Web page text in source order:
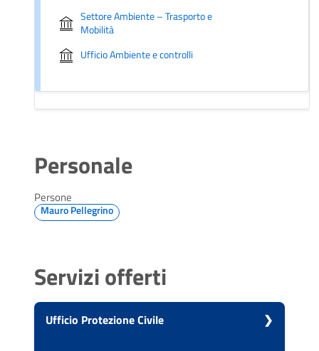
Settore Ambiente – Trasporto e
Mobilità
Ufficio Ambiente e controlli
Personale
Persone
Mauro Pellegrino
Servizi offerti
Ufficio Protezione Civile